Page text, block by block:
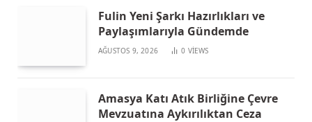
Fulin Yeni Şarkı Hazırlıkları ve
Paylaşımlarıyla Gündemde
AĞUSTOS 9, 2026 0 VIEWS
Amasya Katı Atık Birliğine Çevre
Mevzuatına Aykırılıktan Ceza